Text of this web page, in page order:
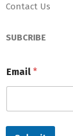
Contact Us
SUBCRIBE
Email *